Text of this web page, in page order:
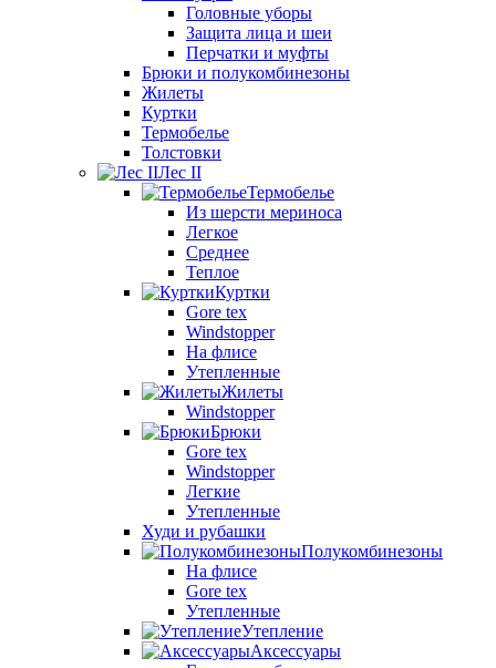
Головные уборы
Защита лица и шеи
Перчатки и муфты
Брюки и полукомбинезоны
Жилеты
Куртки
Термобелье
Толстовки
Лес II
Термобелье
Из шерсти мериноса
Легкое
Среднее
Теплое
Куртки
Gore tex
Windstopper
На флисе
Утепленные
Жилеты
Windstopper
Брюки
Gore tex
Windstopper
Легкие
Утепленные
Худи и рубашки
Полукомбинезоны
На флисе
Gore tex
Утепленные
Утепление
Аксессуары